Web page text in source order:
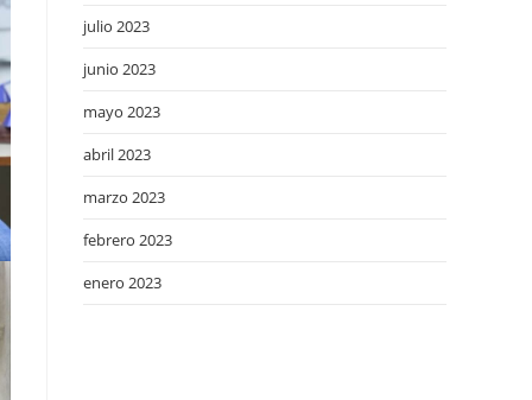
julio 2023
junio 2023
mayo 2023
abril 2023
marzo 2023
febrero 2023
enero 2023